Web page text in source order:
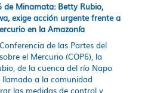
de Minamata: Betty Rubio,
exige acción urgente frente a
en la Amazonía
de las Partes del
el Mercurio (COP6), la
de la cuenca del río Napo
llamado a la comunidad
las medidas de control y